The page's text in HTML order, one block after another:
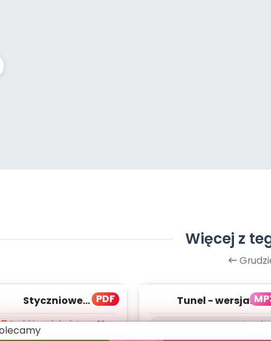
Więcej z
PDF
Styczniowe
- teksty
piosenek
Szybki podglądstron:12
Tunel - wersja
instrumentalna (PD,